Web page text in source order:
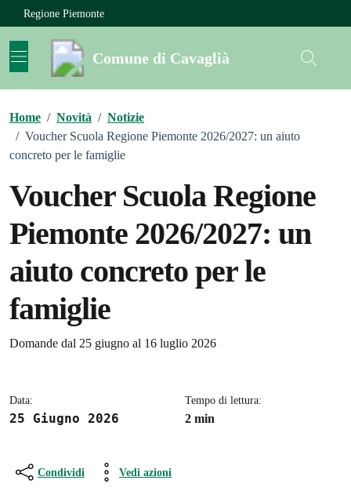
Vai ai contenuti
Vai al footer
Regione Piemonte
Comune di Cavaglià
Home / Novità / Notizie
/ Voucher Scuola Regione Piemonte 2026/2027: un aiuto
concreto per le famiglie
Voucher Scuola Regione
Piemonte 2026/2027: un
aiuto concreto per le
famiglie
Dettagli della notizia
Domande dal 25 giugno al 16 luglio 2026
Data:
25 Giugno 2026
Tempo di lettura:
2 min
Condividi Vedi azioni